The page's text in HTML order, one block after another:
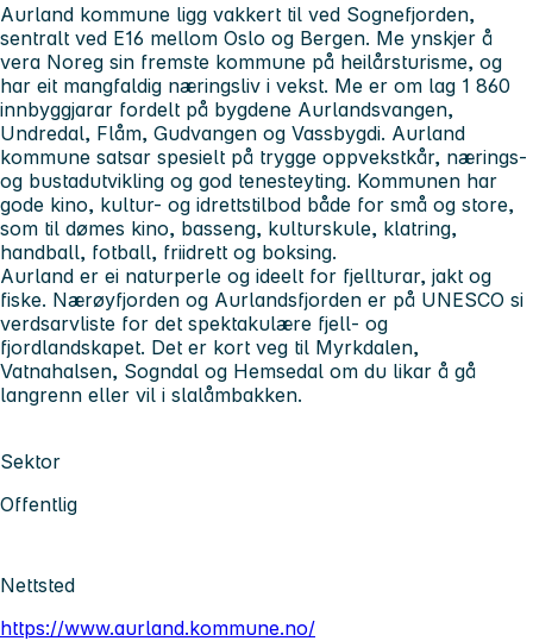
Aurland kommune ligg vakkert til ved Sognefjorden,
sentralt ved E16 mellom Oslo og Bergen. Me ynskjer å
vera Noreg sin fremste kommune på heilårsturisme, og
har eit mangfaldig næringsliv i vekst. Me er om lag 1 860
innbyggjarar fordelt på bygdene Aurlandsvangen,
Undredal, Flåm, Gudvangen og Vassbygdi. Aurland
kommune satsar spesielt på trygge oppvekstkår, nærings-
og bustadutvikling og god tenesteyting. Kommunen har
gode kino, kultur- og idrettstilbod både for små og store,
som til dømes kino, basseng, kulturskule, klatring,
handball, fotball, friidrett og boksing.
Aurland er ei naturperle og ideelt for fjellturar, jakt og
fiske. Nærøyfjorden og Aurlandsfjorden er på UNESCO si
verdsarvliste for det spektakulære fjell- og
fjordlandskapet. Det er kort veg til Myrkdalen,
Vatnahalsen, Sogndal og Hemsedal om du likar å gå
langrenn eller vil i slalåmbakken.
Sektor
Offentlig
Nettsted
https://www.aurland.kommune.no/